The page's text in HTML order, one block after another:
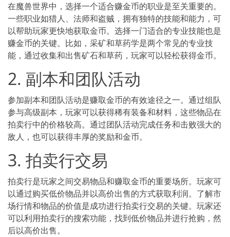
在魔兽世界中，选择一个适合赚金币的职业是至关重要的。
一些职业如猎人、法师和盗贼，拥有独特的技能和能力，可
以帮助玩家更快地获取金币。选择一门适合的专业技能也是
赚金币的关键。比如，采矿和草药学是两个常见的专业技
能，通过收集和出售矿石和草药，玩家可以轻松获得金币。
2. 副本和团队活动
参加副本和团队活动是赚取金币的有效途径之一。通过组队
参与高级副本，玩家可以获得稀有装备和材料，这些物品在
拍卖行中的价格较高。通过团队活动完成任务和击败强大的
敌人，也可以获得丰厚的奖励和金币。
3. 拍卖行交易
拍卖行是玩家之间交易物品和赚取金币的重要场所。玩家可
以通过购买低价物品并以高价出售的方式获取利润。了解市
场行情和物品的价值是成功进行拍卖行交易的关键。玩家还
可以利用拍卖行的搜索功能，找到低价物品并进行抢购，然
后以高价出售。